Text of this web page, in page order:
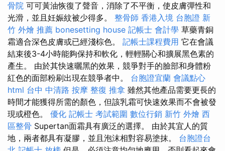
骨院 可可黃油恢復了聲音，消除了不平衡，使皮膚彈性和
光滑，並且妊娠紋被少得多。 整骨師 香港入境 台胞證 新
竹 外燴 推薦 bonesetting house 記帳士 會計學 草藥青銅
霜適合深色皮膚或已經淺棕色。 記帳士課程費用 它在會議
結束後3-4小時能夠保持和軟化，輕輕關心和擴展黑色素的
產生。 由於其快速曬黑的效果，競爭對手的臉部和身體粉
紅色的面部粉刷出現在競爭者中。 台胞證宜蘭 會議點心
html 台中 中清路 按摩 整復 推拿 雖然其他產品需要更長的
時間才能獲得所需的顏色，但該乳霜可快速效果而不會被發
現或橙色。 優化 記帳士 考試範圍 數位行銷 新竹 外燴 西
區整骨 Supertan面霜具有廣泛的選擇。 由於其宜人的質
地，兩者都具有凝膠，並且泡沫相對容易塗抹。 台胞證台